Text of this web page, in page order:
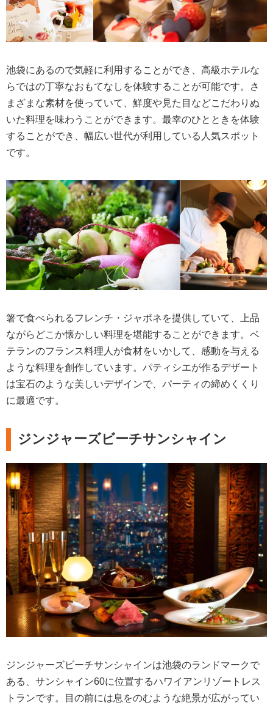
池袋にあるので気軽に利用することができ、高級ホテルな
らではの丁寧なおもてなしを体験することが可能です。さ
まざまな素材を使っていて、鮮度や見た目などこだわりぬ
いた料理を味わうことができます。最幸のひとときを体験
することができ、幅広い世代が利用している人気スポット
です。
箸で食べられるフレンチ・ジャポネを提供していて、上品
ながらどこか懐かしい料理を堪能することができます。ベ
テランのフランス料理人が食材をいかして、感動を与える
ような料理を創作しています。パティシエが作るデザート
は宝石のような美しいデザインで、パーティの締めくくり
に最適です。
ジンジャーズビーチサンシャイン
ジンジャーズビーチサンシャインは池袋のランドマークで
ある、サンシャイン60に位置するハワイアンリゾートレス
トランです。目の前には息をのむような絶景が広がってい